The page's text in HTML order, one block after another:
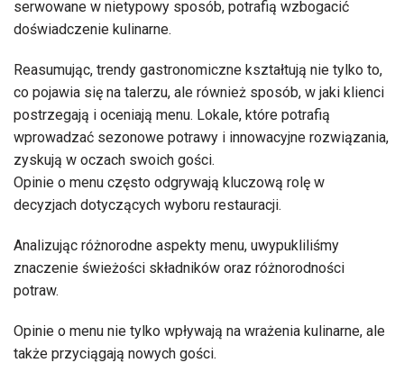
serwowane w nietypowy sposób, potrafią wzbogacić
doświadczenie kulinarne.
Reasumując, trendy gastronomiczne kształtują nie tylko to,
co pojawia się na talerzu, ale również sposób, w jaki klienci
postrzegają i oceniają menu. Lokale, które potrafią
wprowadzać sezonowe potrawy i innowacyjne rozwiązania,
zyskują w oczach swoich gości.
Opinie o menu często odgrywają kluczową rolę w
decyzjach dotyczących wyboru restauracji.
Analizując różnorodne aspekty menu, uwypukliliśmy
znaczenie świeżości składników oraz różnorodności
potraw.
Opinie o menu nie tylko wpływają na wrażenia kulinarne, ale
także przyciągają nowych gości.